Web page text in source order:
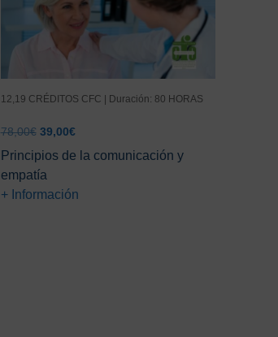
12,19 CRÉDITOS CFC | Duración: 80 HORAS
78,00€ El
original
era:
78,00€.
39,00€El
actual
39,00€.
Principios de la comunicación y
empatía
+ Información